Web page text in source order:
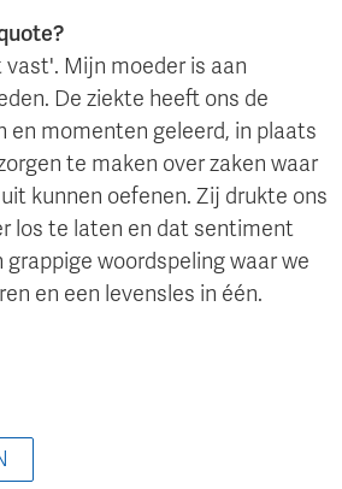
Mijn moeder is aan
De ziekte heeft ons de
en momenten geleerd, in plaats
te maken over zaken waar
kunnen oefenen. Zij drukte ons
los te laten en dat sentiment
woordspeling waar we
en een levensles in één.